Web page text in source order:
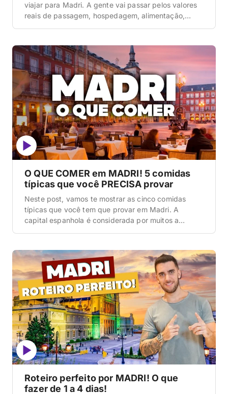
viajar para Madri. A gente vai passar pelos valores
reais de passagem, hospedagem, alimentação,
confortável. Vamos lá! Madri é uma das capitais
mais vibrantes da Europa e talvez a mais
subestimada. A […]
O QUE COMER em MADRI! 5 comidas
típicas que você PRECISA provar
Neste post, vamos te mostrar as cinco comidas
típicas que você tem que provar em Madri. A
capital espanhola é considerada por muitos a
da Espanha e uma cena gastronômica moderna com
restaurantes premiados em todos os bairros. Vamos
lá! Madri […]
Roteiro perfeito por MADRI! O que
fazer de 1 a 4 dias!